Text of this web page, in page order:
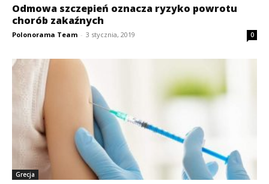
Odmowa szczepień oznacza ryzyko powrotu
chorób zakaźnych
Polonorama Team - 3 stycznia, 2019 0
Grecja